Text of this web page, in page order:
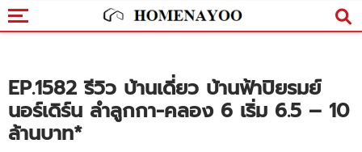
EP.1582 รีวิว บ้านเดี่ยว บ้านฟ้าปิยรมย์
นอร์เดิร์น ลำลูกกา-คลอง 6 เริ่ม 6.5 – 10
ล้านบาท*